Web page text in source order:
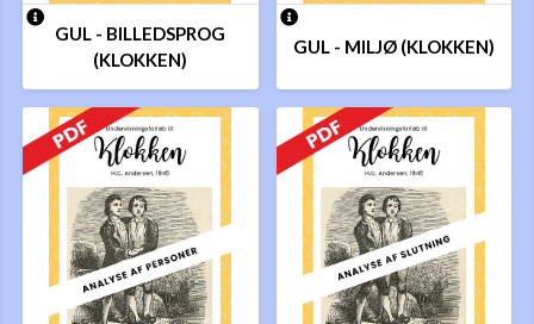
GUL - BILLEDSPROG
(KLOKKEN)
GUL - MILJØ (KLOKKEN)